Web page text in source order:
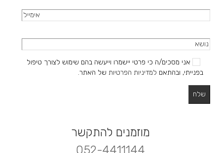
אני מסכים/ה כי פרטי יישמרו וייעשה בהם שימוש לצורך טיפול
בפנייתי, ובהתאם למדיניות הפרטיות של האתר.
מוזמנים להתקשר
052-4411144